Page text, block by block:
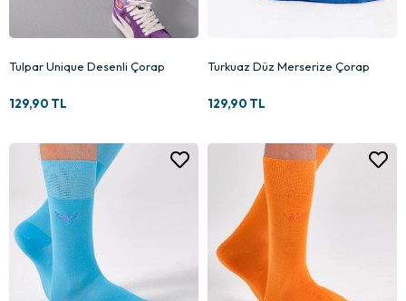
Tulpar Unique Desenli Çorap
129,90 TL
Turkuaz Düz Merserize Çorap
129,90 TL